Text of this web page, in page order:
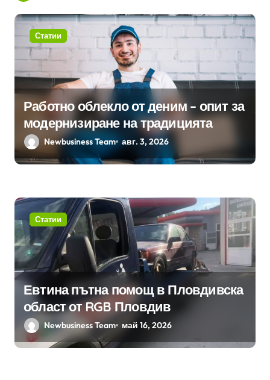
Статии
Работно облекло от деним – опит за
модернизиране на традицията
Newbusiness Team авг. 3, 2026
Статии
Евтина пътна помощ в Пловдивска
област от RGB Пловдив
Newbusiness Team май 16, 2026